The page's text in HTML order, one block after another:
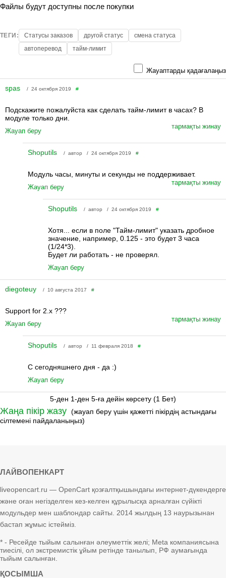
Файлы будут доступны после покупки
ТЕГИ: Статусы заказов другой статус
смена статуса
автоперевод
тайм-лимит
Жауаптарды қадағалаңыз
spas / 24 октября 2019 #
Подскажите пожалуйста как сделать тайм-лимит в часах? В
модуле только дни.
Жауап беру
тармақты жинау
Shoputils / автор / 24 октября 2019 #
Модуль часы, минуты и секунды не поддерживает.
Жауап беру
тармақты жинау
Shoputils / автор / 24 октября 2019#
Хотя... если в поле "Тайм-лимит" указать дробное
значение, например, 0.125 - это будет 3 часа
(1/24*3).
Будет ли работать - не проверял.
Жауап беру
diegoteuy / 10 августа 2017 #
Support for 2.x ???
Жауап беру
тармақты жинау
Shoputils / автор / 11 февраля 2018 #
С сегодняшнего дня - да :)
Жауап беру
5-ден 1-ден 5-ға дейін көрсету (1 Бет)
Жаңа пікір жазу (жауап беру үшін қажетті пікірдің астындағы
сілтемені пайдаланыңыз)
ЛАЙВОПЕНКАРТ
liveopencart.ru — OpenCart қозғалтқышындағы интернет-дүкендерге
және оған негізделген кез-келген құрылысқа арналған сүйікті
модульдер мен шаблондар сайты. 2014 жылдың 13 наурызынан
бастап жұмыс істейміз.
* - Ресейде тыйым салынған әлеуметтік желі; Meta компаниясына
тиесілі, ол экстремистік ұйым ретінде танылып, РФ аумағында
тыйым салынған.
ҚОСЫМША